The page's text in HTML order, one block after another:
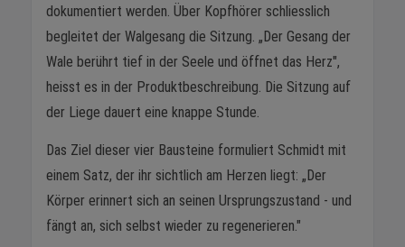
dokumentiert werden. Über Kopfhörer schliesslich
begleitet der Walgesang die Sitzung. „Der Gesang der
Wale berührt tief in der Seele und öffnet das Herz",
heisst es in der Produktbeschreibung. Die Sitzung auf
der Liege dauert eine knappe Stunde.
Das Ziel dieser vier Bausteine formuliert Schmidt mit
einem Satz, der ihr sichtlich am Herzen liegt: „Der
Körper erinnert sich an seinen Ursprungszustand - und
fängt an, sich selbst wieder zu regenerieren."